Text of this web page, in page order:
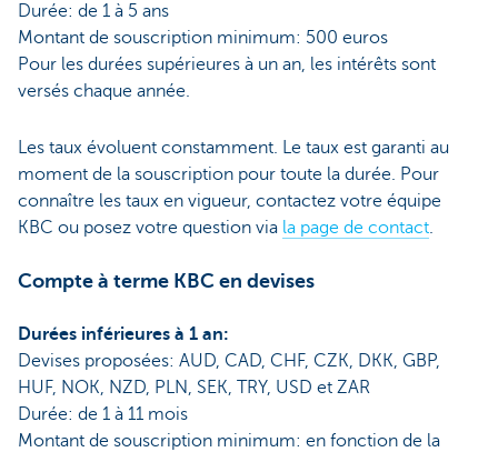
Durée: de 1 à 5 ans
Montant de souscription minimum: 500 euros
Pour les durées supérieures à un an, les intérêts sont
versés chaque année.
Les taux évoluent constamment. Le taux est garanti au
moment de la souscription pour toute la durée. Pour
connaître les taux en vigueur, contactez votre équipe
KBC ou posez votre question via la page de contact.
Compte à terme KBC en devises
Durées inférieures à 1 an:
Devises proposées: AUD, CAD, CHF, CZK, DKK, GBP,
HUF, NOK, NZD, PLN, SEK, TRY, USD et ZAR
Durée: de 1 à 11 mois
Montant de souscription minimum: en fonction de la